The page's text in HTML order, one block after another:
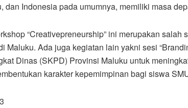
dan Indonesia pada umumnya, memiliki masa
“Creativepreneurship” ini merupakan
Maluku. Ada juga kegiatan lain yakni sesi
Dinas (SKPD) Provinsi Maluku untuk
karakter kepemimpinan bagi siswa
3